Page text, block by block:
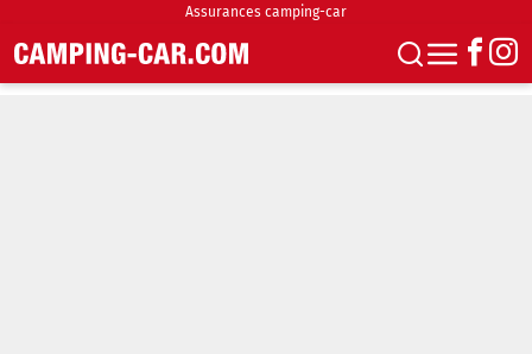
Assurances camping-car